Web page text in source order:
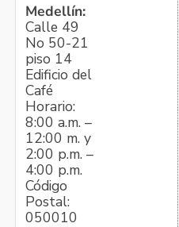
Medellín:
Calle 49
No 50-21
piso 14
Edificio del
Café
Horario:
8:00 a.m. –
12:00 m. y
2:00 p.m. –
4:00 p.m.
Código
Postal:
050010